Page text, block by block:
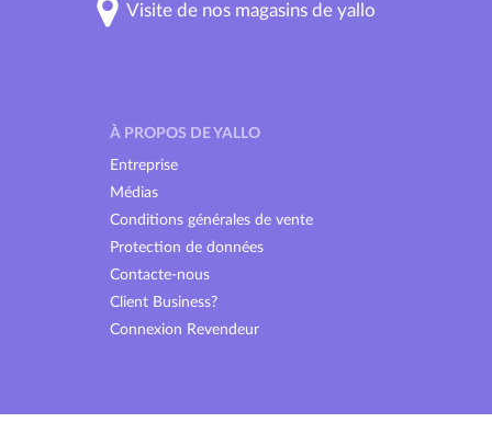
Visite de nos magasins de yallo
À PROPOS DE YALLO
Entreprise
Médias
Conditions générales de vente
Protection de données
Contacte-nous
Client Business?
Connexion Revendeur